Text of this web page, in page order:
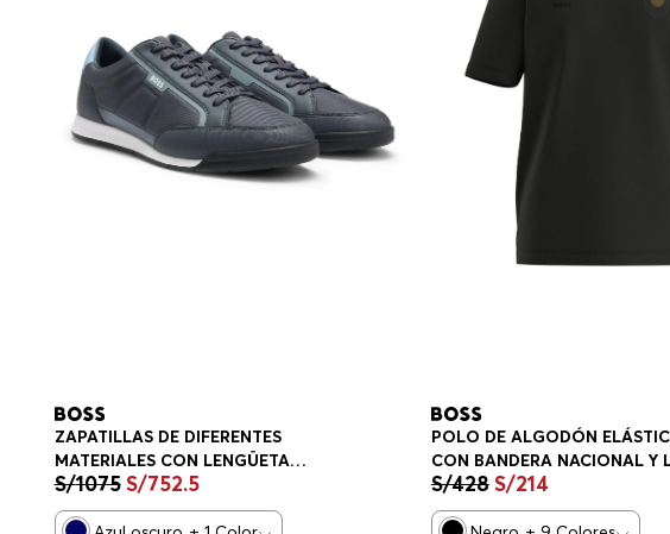
ZAPATILLAS DE DIFERENTES
MATERIALES CON LENGÜETA
TRASERA EN CONTRASTE
ZAPATILLAS HOMBRE
S/1075 S/752.5
POLO DE ALGODÓN
CON BANDERA NACIONAL Y
PLAYERA REGULAR FIT
S/428S/214